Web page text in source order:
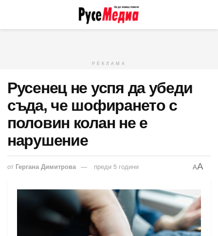
РЕКЛАМА
Русенец не успя да убеди
съда, че шофирането с
половин колан не е
нарушение
от Гергана Димитрова преди 5 години AA